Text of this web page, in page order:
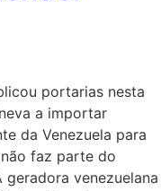
portarias nesta
a importar
da Venezuela para
faz parte do
geradora venezuelana